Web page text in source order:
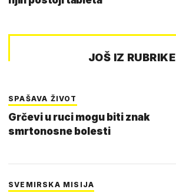
JOŠ IZ RUBRIKE
SPAŠAVA ŽIVOT
Grčevi u ruci mogu biti znak
smrtonosne bolesti
SVEMIRSKA MISIJA